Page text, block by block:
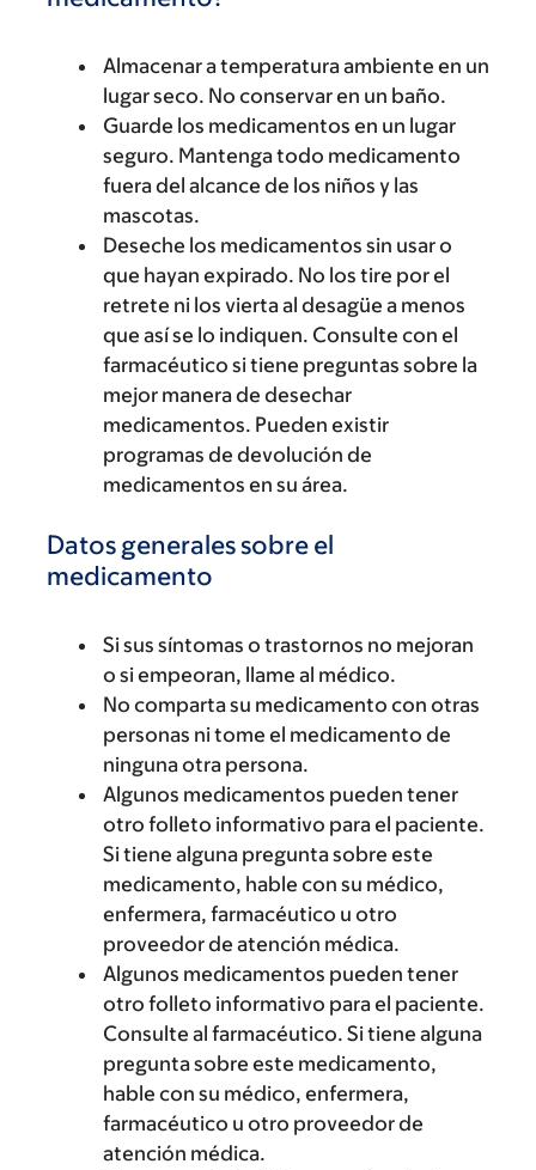
Almacenar a temperatura ambiente en un
lugar seco. No conservar en un baño.
Guarde los medicamentos en un lugar
seguro. Mantenga todo medicamento
fuera del alcance de los niños y las
mascotas.
Deseche los medicamentos sin usar o
que hayan expirado. No los tire por el
retrete ni los vierta al desagüe a menos
que así se lo indiquen. Consulte con el
farmacéutico si tiene preguntas sobre la
mejor manera de desechar
medicamentos. Pueden existir
programas de devolución de
medicamentos en su área.
Datos generales sobre el
medicamento
Si sus síntomas o trastornos no mejoran
o si empeoran, llame al médico.
No comparta su medicamento con otras
personas ni tome el medicamento de
ninguna otra persona.
Algunos medicamentos pueden tener
otro folleto informativo para el paciente.
Si tiene alguna pregunta sobre este
medicamento, hable con su médico,
enfermera, farmacéutico u otro
proveedor de atención médica.
Algunos medicamentos pueden tener
otro folleto informativo para el paciente.
Consulte al farmacéutico. Si tiene alguna
pregunta sobre este medicamento,
hable con su médico, enfermera,
farmacéutico u otro proveedor de
atención médica.